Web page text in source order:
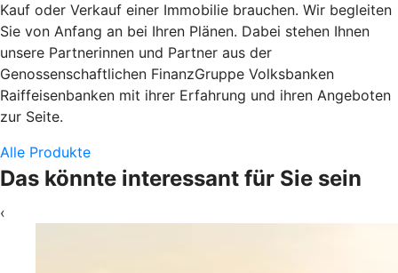
Kauf oder Verkauf einer Immobilie brauchen. Wir begleiten
Sie von Anfang an bei Ihren Plänen. Dabei stehen Ihnen
unsere Partnerinnen und Partner aus der
Genossenschaftlichen FinanzGruppe Volksbanken
Raiffeisenbanken mit ihrer Erfahrung und ihren Angeboten
zur Seite.
Alle Produkte
Das könnte interessant für Sie sein
‹